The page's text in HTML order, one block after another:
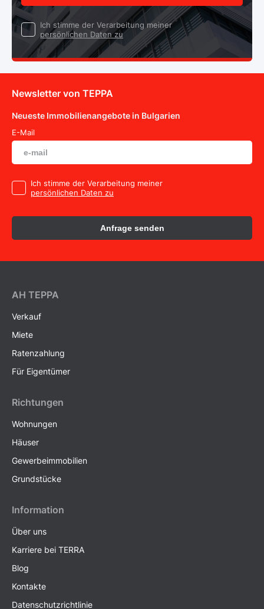
Ich stimme der Verarbeitung meiner
persönlichen Daten zu
Newsletter von TEPPA
Neueste Immobilienangebote in Bulgarien
E-Mail
Ich stimme der Verarbeitung meiner
persönlichen Daten zu
Anfrage senden
AH ТEPPA
Verkauf
Miete
Ratenzahlung
Für Eigentümer
Richtungen
Wohnungen
Häuser
Gewerbeimmobilien
Grundstücke
Information
Über uns
Karriere bei TERRA
Blog
Kontakte
Datenschutzrichtlinie